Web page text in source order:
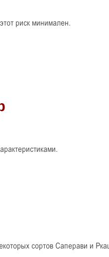
риск минимален.
сортов Саперави и